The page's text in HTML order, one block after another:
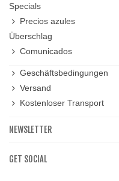
Specials
Precios azules
Überschlag
Comunicados
Geschäftsbedingungen
Versand
Kostenloser Transport
NEWSLETTER
GET SOCIAL